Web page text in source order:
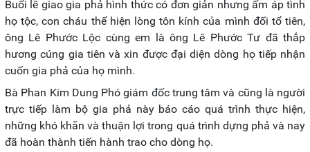
Buổi lễ giao gia phả hình thức có đơn giản nhưng ấm áp tình
họ tộc, con cháu thể hiện lòng tôn kính của mình đối tổ tiên,
ông Lê Phước Lộc cùng em là ông Lê Phước Tư đã thắp
hương cúng gia tiên và xin được đại diện dòng họ tiếp nhận
cuốn gia phả của họ mình.
Bà Phan Kim Dung Phó giám đốc trung tâm và cũng là người
trực tiếp làm bộ gia phả này báo cáo quá trình thực hiện,
những khó khăn và thuận lợi trong quá trình dựng phả và nay
đã hoàn thành tiến hành trao cho dòng họ.